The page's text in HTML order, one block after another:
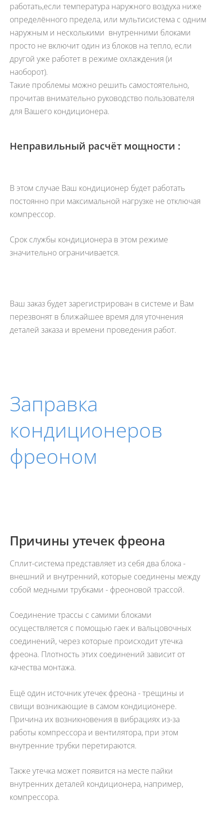
работать,если температура наружного воздуха ниже
определённого предела, или мультисистема с одним
наружным и несколькими внутренними блоками
просто не включит один из блоков на тепло, если
другой уже работет в режиме охлаждения (и
наоборот).
Такие проблемы можно решить самостоятельно,
прочитав внимательно руководство пользователя
для Вашего кондиционера.
Неправильный расчёт мощности :
В этом случае Ваш кондиционер будет работать
постоянно при максимальной нагрузке не отключая
компрессор.
Срок службы кондиционера в этом режиме
значительно ограничивается.
Ваш заказ будет зарегистрирован в системе и Вам
перезвонят в ближайшее время для уточнения
деталей заказа и времени проведения работ.
Заправка
кондиционеров
фреоном
Причины утечек фреона
Сплит-система представляет из себя два блока -
внешний и внутренний, которые соединены между
собой медными трубками - фреоновой трассой.
Соединение трассы с самими блоками
осуществляется с помощью гаек и вальцовочных
соединений, через которые происходит утечка
фреона. Плотность этих соединений зависит от
качества монтажа.
Ещё один источник утечек фреона - трещины и
свищи возникающие в самом кондиционере.
Причина их возникновения в вибрациях из-за
работы компрессора и вентилятора, при этом
внутренние трубки перетираются.
Также утечка может появится на месте пайки
внутренних деталей кондиционера, например,
компрессора.